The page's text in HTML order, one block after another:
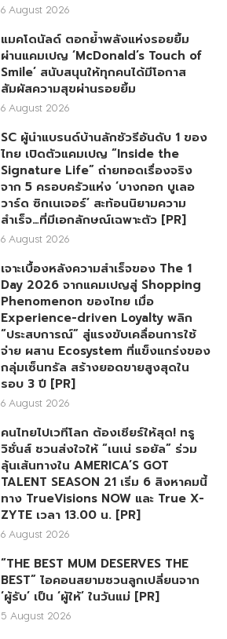
6 August 2026
แมคโดนัลด์ ตอกย้ำพลังแห่งรอยยิ้ม
ผ่านแคมเปญ ‘McDonald’s Touch of
Smile’ สนับสนุนให้ทุกคนได้มีโอกาส
สัมผัสความสุขผ่านรอยยิ้ม
6 August 2026
SC ผู้นำแบรนด์บ้านลักชัวรีอันดับ 1 ของ
ไทย เปิดตัวแคมเปญ “Inside the
Signature Life” ถ่ายทอดเรื่องจริง
จาก 5 ครอบครัวแห่ง ‘บางกอก บูเลอ
วาร์ด ซิกเนเจอร์’ สะท้อนนิยามความ
สำเร็จ…ที่มีเอกลักษณ์เฉพาะตัว [PR]
6 August 2026
เจาะเบื้องหลังความสำเร็จของ The 1
Day 2026 จากแคมเปญสู่ Shopping
Phenomenon ของไทย เมื่อ
Experience-driven Loyalty พลิก
“ประสบการณ์” สู่แรงขับเคลื่อนการใช้
จ่าย ผสาน Ecosystem ที่แข็งแกร่งของ
กลุ่มเซ็นทรัล สร้างยอดขายสูงสุดใน
รอบ 3 ปี [PR]
6 August 2026
คนไทยไปเวทีโลก ต้องเชียร์ให้สุด! ทรู
วิชั่นส์ ชวนส่งใจให้ “เนเน่ รอยัล” ร่วม
ลุ้นเส้นทางใน AMERICA’S GOT
TALENT SEASON 21 เริ่ม 6 สิงหาคมนี้
ทาง TrueVisions NOW และ True X-
ZYTE เวลา 13.00 น. [PR]
6 August 2026
“THE BEST MUM DESERVES THE
BEST” ไอคอนสยามชวนลูกเปลี่ยนจาก
‘ผู้รับ’ เป็น ‘ผู้ให้’ ในวันแม่ [PR]
5 August 2026